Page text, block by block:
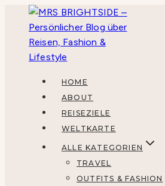
springen
HOME
ABOUT
REISEZIELE
WELTKARTE
ALLE KATEGORIEN
TRAVEL
OUTFITS & FASHION